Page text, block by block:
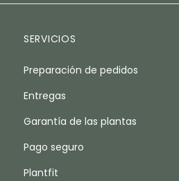
SERVICIOS
Preparación de pedidos
Entregas
Garantía de las plantas
Pago seguro
Plantfit